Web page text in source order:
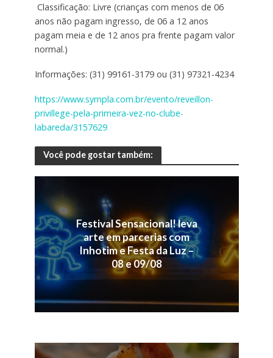
Classificação: Livre (crianças com menos de 06
anos não pagam ingresso, de 06 a 12 anos
pagam meia e de 12 anos pra frente pagam valor
normal.)
Informações: (31) 99161-3179 ou (31) 97321-4234
https://www.sympla.com.br/evento/reveillon-
privillege-pela-primeira-vez-no-clube-
labareda/3157629
Você pode gostar também:
Festival Sensacional! leva
arte em parcerias com
Inhotim e Festa da Luz –
08 e 09/08